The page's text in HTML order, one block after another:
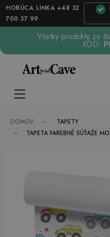
HORÚCA LINKA +48 32
700 37 99
Všetky produkty zo
KÓD:
DOMOV
TAPETY
TAPETA FAREBNÉ SÚŤAŽE